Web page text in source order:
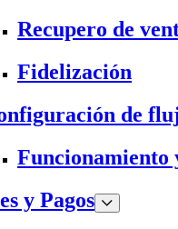
Recupero de
Fidelización
de
Funcionamiento
y Pagos